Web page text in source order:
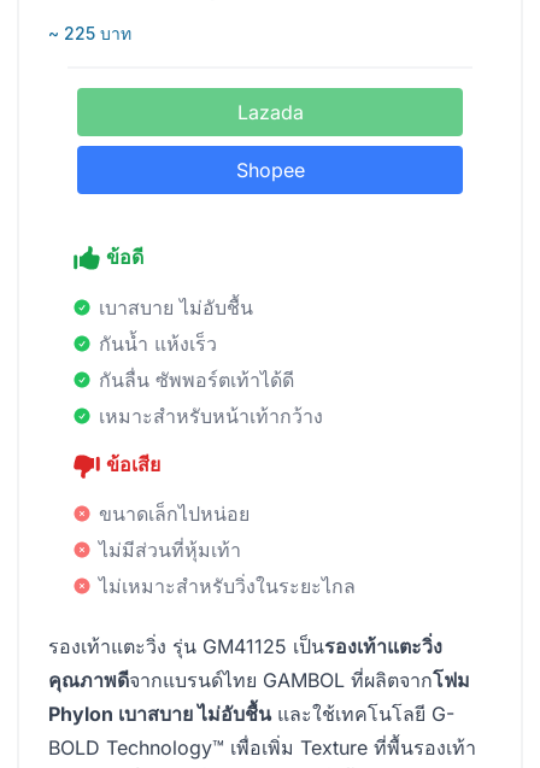
~ 225 บาท
Lazada
Shopee
ข้อดี
เบาสบาย ไม่อับชื้น
กันน้ำ แห้งเร็ว
กันลื่น ซัพพอร์ตเท้าได้ดี
เหมาะสำหรับหน้าเท้ากว้าง
ข้อเสีย
ขนาดเล็กไปหน่อย
ไม่มีส่วนที่หุ้มเท้า
ไม่เหมาะสำหรับวิ่งในระยะไกล
รองเท้าแตะวิ่ง รุ่น GM41125 เป็นรองเท้าแตะวิ่ง
คุณภาพดีจากแบรนด์ไทย GAMBOL ที่ผลิตจากโฟม
Phylon เบาสบาย ไม่อับชื้นและใช้เทคโนโลยี G-
BOLD Technology™ เพื่อเพิ่ม Texture ที่พื้นรองเท้า